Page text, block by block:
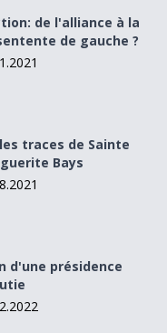
de l'alliance à la
de gauche ?
Bays
traces de Sainte
Bays
d'une présidence